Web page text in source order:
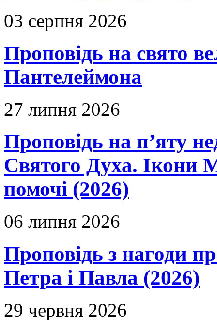
03 серпня 2026
Проповідь на свято
Пантелеймона
27 липня 2026
Проповідь на п’яту
Святого Духа. Ікони
помочі (2026)
06 липня 2026
Проповідь з нагоди
Петра і Павла (2026)
29 червня 2026